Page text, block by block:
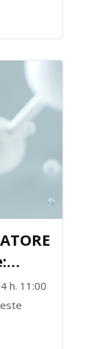
h. 11:00